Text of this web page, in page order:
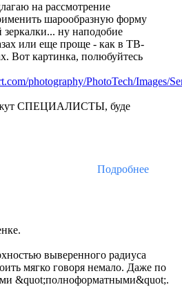
на рассмотрение
шарообразную форму
ну наподобие
или еще проще - как в ТВ-
Вот картинка, полюбуйтесь
photography/PhotoTech/Images/
СПЕЦИАЛИСТЫ, буде
Подробнее
выверенного радиуса
мягко говоря немало. Даже по
&quot;полноформатными&quot;.